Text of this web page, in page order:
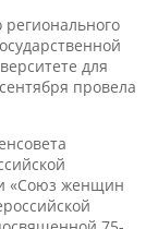
регионального
для
провела
«Союз женщин